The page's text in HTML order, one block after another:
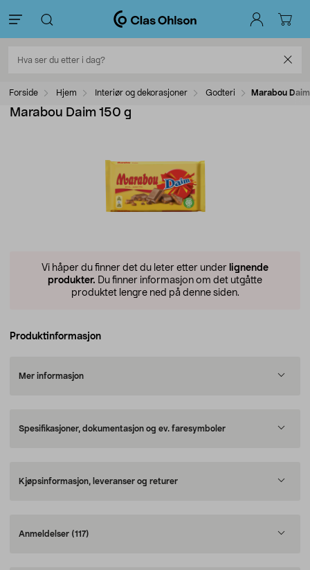
Forside Hjem Interiør og dekorasjoner Godteri Marabou
Marabou Daim 150 g
Vi håper du finner det du leter etter under lignende
produkter. Du finner informasjon om det utgåtte
produktet lengre ned på denne siden.
Produktinformasjon
Mer informasjon
Spesifikasjoner, dokumentasjon og ev. faresymboler
Kjøpsinformasjon, leveranser og returer
Anmeldelser (117)